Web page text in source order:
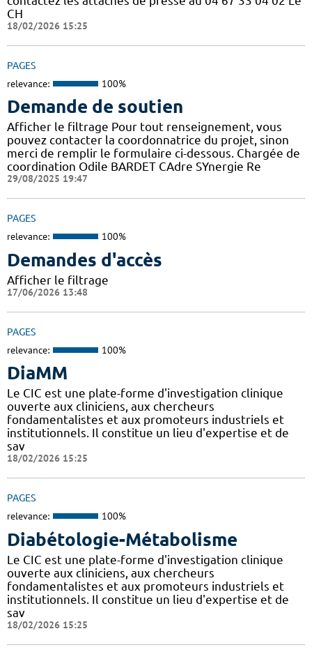
CH
18/02/2026 15:25
PAGES
relevance: 100%
Demande de soutien
Afficher le filtrage Pour tout renseignement, vous
pouvez contacter la coordonnatrice du projet, sinon
merci de remplir le formulaire ci-dessous. Chargée de
coordination Odile BARDET CAdre SYnergie Re
29/08/2025 19:47
PAGES
relevance: 100%
Demandes d'accès
Afficher le filtrage
17/06/2026 13:48
PAGES
relevance: 100%
DiaMM
Le CIC est une plate-forme d'investigation clinique
ouverte aux cliniciens, aux chercheurs
fondamentalistes et aux promoteurs industriels et
institutionnels. Il constitue un lieu d'expertise et de
sav
18/02/2026 15:25
PAGES
relevance: 100%
Diabétologie-Métabolisme
Le CIC est une plate-forme d'investigation clinique
ouverte aux cliniciens, aux chercheurs
fondamentalistes et aux promoteurs industriels et
institutionnels. Il constitue un lieu d'expertise et de
sav
18/02/2026 15:25